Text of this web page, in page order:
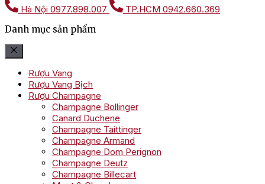
Hà Nội 0977.898.007 TP.HCM 0942.660.369
Danh mục sản phẩm
Rượu Vang
Rượu Vang Bịch
Rượu Champagne
Champagne Bollinger
Canard Duchene
Champagne Taittinger
Champagne Armand
Champagne Dom Perignon
Champagne Deutz
Champagne Billecart